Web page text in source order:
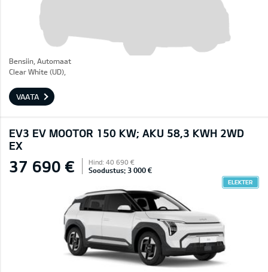
Bensiin, Automaat
Clear White (UD),
VAATA
EV3 EV MOOTOR 150 KW; AKU 58,3 KWH 2WD
EX
37 690 € Hind: 40 690 €
Soodustus: 3 000 €
ELEKTER